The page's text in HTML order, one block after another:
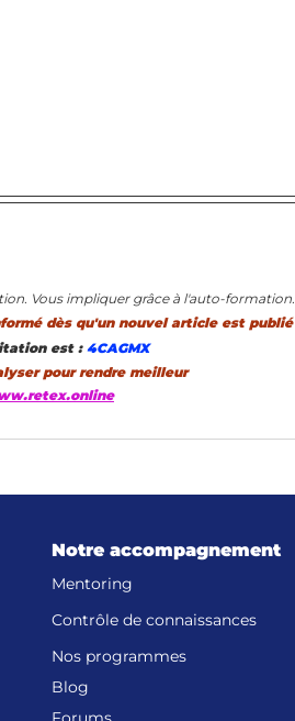
Vous impliquer grâce à l'auto-formation.
dès qu'un nouvel article est publié
est : 4CAGMX
pour rendre meilleur
Notre accompagnement
Mentoring
Contrôle de connaissances
Nos programmes
Blog